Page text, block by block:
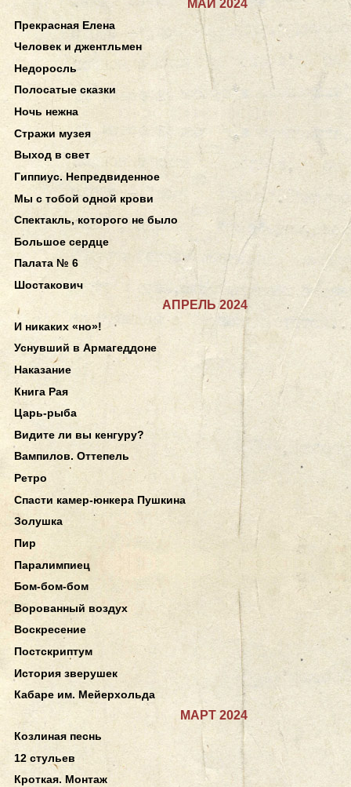
МАЙ 2024
Прекрасная Елена
Человек и джентльмен
Недоросль
Полосатые сказки
Ночь нежна
Стражи музея
Выход в свет
Гиппиус. Непредвиденное
Мы с тобой одной крови
Спектакль, которого не было
Большое сердце
Палата № 6
Шостакович
АПРЕЛЬ 2024
И никаких «но»!
Уснувший в Армагеддоне
Наказание
Книга Рая
Царь-рыба
Видите ли вы кенгуру?
Вампилов. Оттепель
Ретро
Спасти камер-юнкера Пушкина
Золушка
Пир
Паралимпиец
Бом-бом-бом
Ворованный воздух
Воскресение
Постскриптум
История зверушек
Кабаре им. Мейерхольда
МАРТ 2024
Козлиная песнь
12 стульев
Кроткая. Монтаж